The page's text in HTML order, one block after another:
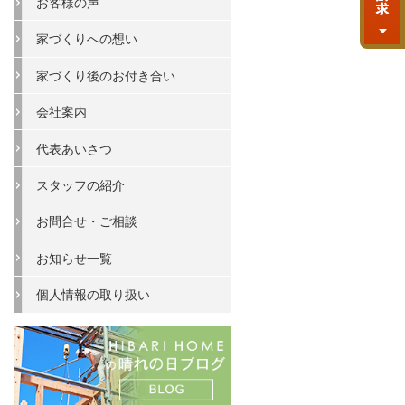
家づくりへの想い
家づくり後のお付き合い
会社案内
代表あいさつ
スタッフの紹介
お問合せ・ご相談
お知らせ一覧
個人情報の取り扱い